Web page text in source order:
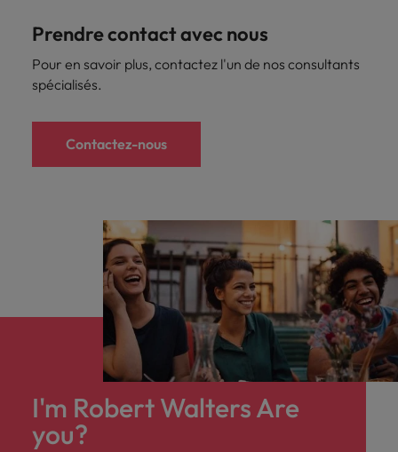
Prendre contact avec nous
Pour en savoir plus, contactez l'un de nos consultants
spécialisés.
Contactez-nous
I'm Robert Walters Are
you?